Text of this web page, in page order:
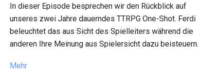
In dieser Episode besprechen wir den Rückblick auf
unseres zwei Jahre dauerndes TTRPG One-Shot. Ferdi
beleuchtet das aus Sicht des Spielleiters während die
anderen Ihre Meinung aus Spielersicht dazu beisteuern.
Mehr